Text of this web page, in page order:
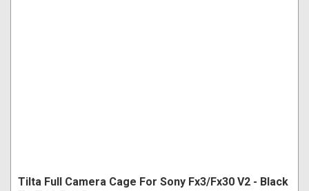
Tilta Full Camera Cage For Sony Fx3/Fx30 V2 - Black